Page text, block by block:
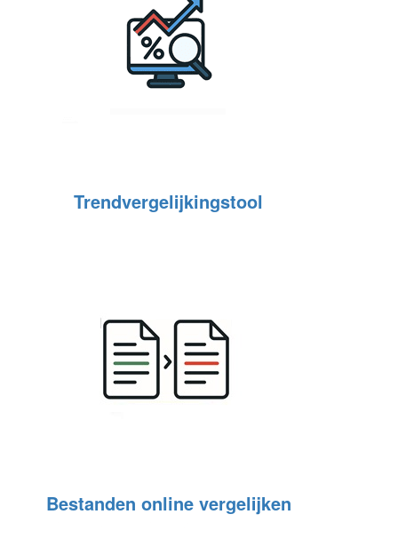
Trendvergelijkingstool
Bestanden online vergelijken